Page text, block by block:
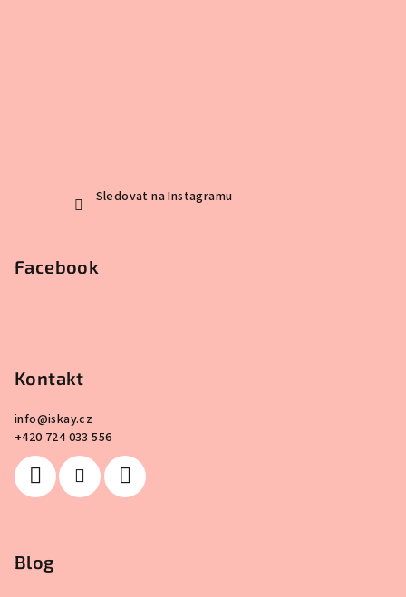
Sledovat na Instagramu
Facebook
Kontakt
info@iskay.cz
+420 724 033 556
Blog